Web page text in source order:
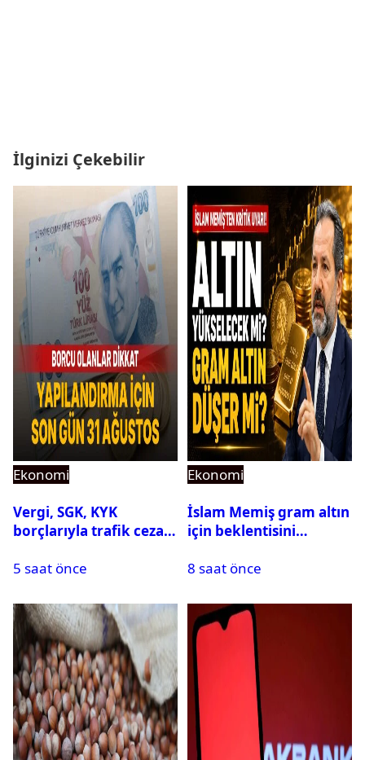
İlginizi Çekebilir
Ekonomi
Vergi, SGK, KYK
borçlarıyla trafik cezası
5 saat önce
Ekonomi
İslam Memiş gram altın
için beklentisini
8 saat önce